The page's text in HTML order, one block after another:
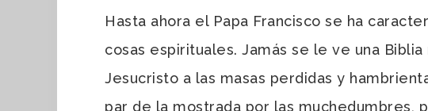
Hasta ahora el Papa Francisco se ha
cosas espirituales. Jamás se le ve una
Jesucristo a las masas perdidas y
par de la mostrada por las muchedumbres,